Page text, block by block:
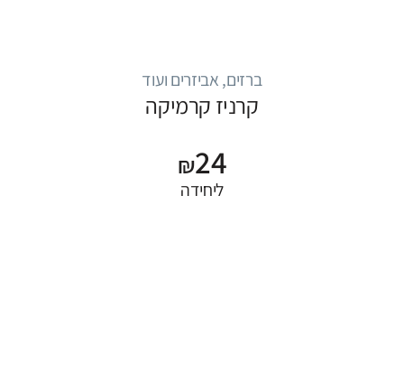
ברזים, אביזרים ועוד
קרניז קרמיקה
₪24
ליחידה